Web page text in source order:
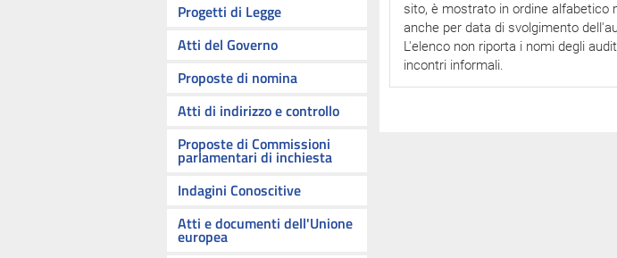
Progetti di Legge
Atti del Governo
Proposte di nomina
Atti di indirizzo e controllo
Proposte di Commissioni
parlamentari di inchiesta
Indagini Conoscitive
Atti e documenti dell'Unione
europea
sito, è mostrato in ordine alfabetico
anche per data di svolgimento
L'elenco non riporta i nomi degli
incontri informali.